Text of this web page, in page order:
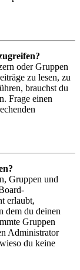
oder Gruppen
zu lesen, zu
brauchst du
Frage einen
Gruppen und
erlaubt,
dem du deinen
Gruppen
Administrator
du keine